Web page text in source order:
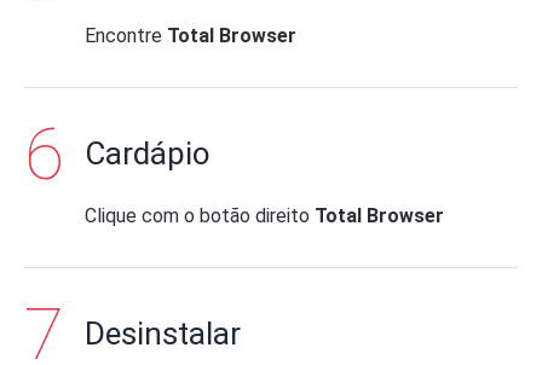
Encontre Total Browser
Cardápio
Clique com o botão direito Total Browser
Desinstalar